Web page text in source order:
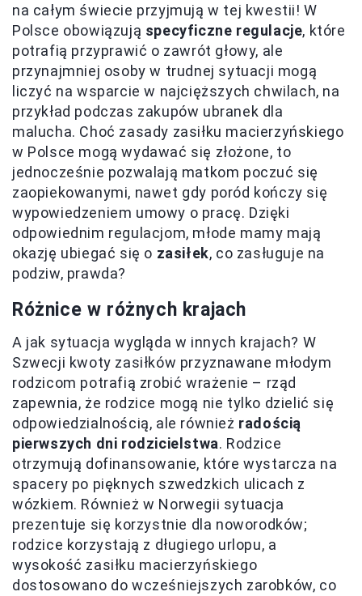
na całym świecie przyjmują w tej kwestii! W
Polsce obowiązują specyficzne regulacje, które
potrafią przyprawić o zawrót głowy, ale
przynajmniej osoby w trudnej sytuacji mogą
liczyć na wsparcie w najcięższych chwilach, na
przykład podczas zakupów ubranek dla
malucha. Choć zasady zasiłku macierzyńskiego
w Polsce mogą wydawać się złożone, to
jednocześnie pozwalają matkom poczuć się
zaopiekowanymi, nawet gdy poród kończy się
wypowiedzeniem umowy o pracę. Dzięki
odpowiednim regulacjom, młode mamy mają
okazję ubiegać się o zasiłek, co zasługuje na
podziw, prawda?
Różnice w różnych krajach
A jak sytuacja wygląda w innych krajach? W
Szwecji kwoty zasiłków przyznawane młodym
rodzicom potrafią zrobić wrażenie – rząd
zapewnia, że rodzice mogą nie tylko dzielić się
odpowiedzialnością, ale również radością
pierwszych dni rodzicielstwa. Rodzice
otrzymują dofinansowanie, które wystarcza na
spacery po pięknych szwedzkich ulicach z
wózkiem. Również w Norwegii sytuacja
prezentuje się korzystnie dla noworodków;
rodzice korzystają z długiego urlopu, a
wysokość zasiłku macierzyńskiego
dostosowano do wcześniejszych zarobków, co